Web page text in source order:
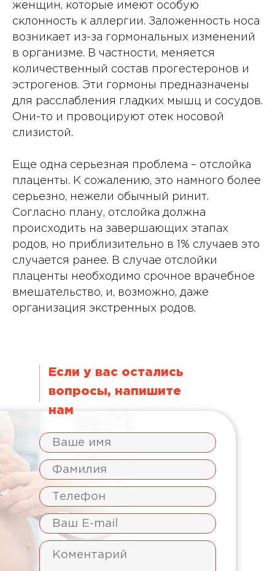
женщин, которые имеют особую
склонность к аллергии. Заложенность носа
возникает из-за гормональных изменений
в организме. В частности, меняется
количественный состав прогестеронов и
эстрогенов. Эти гормоны предназначены
для расслабления гладких мышц и сосудов.
Они-то и провоцируют отек носовой
слизистой.
Еще одна серьезная проблема – отслойка
плаценты. К сожалению, это намного более
серьезно, нежели обычный ринит.
Согласно плану, отслойка должна
происходить на завершающих этапах
родов, но приблизительно в 1% случаев это
случается ранее. В случае отслойки
плаценты необходимо срочное врачебное
вмешательство, и, возможно, даже
организация экстренных родов.
Если у вас остались
вопросы, напишите
нам